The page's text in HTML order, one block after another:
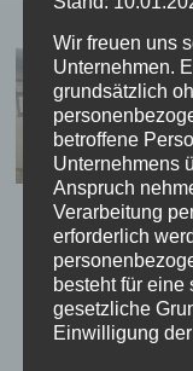
Wir freuen uns
Unternehmen.
grundsätzlich
betroffene
Unternehmens
Anspruch
Verarbeitung
erforderlich
besteht für eine
gesetzliche
Einwilligung